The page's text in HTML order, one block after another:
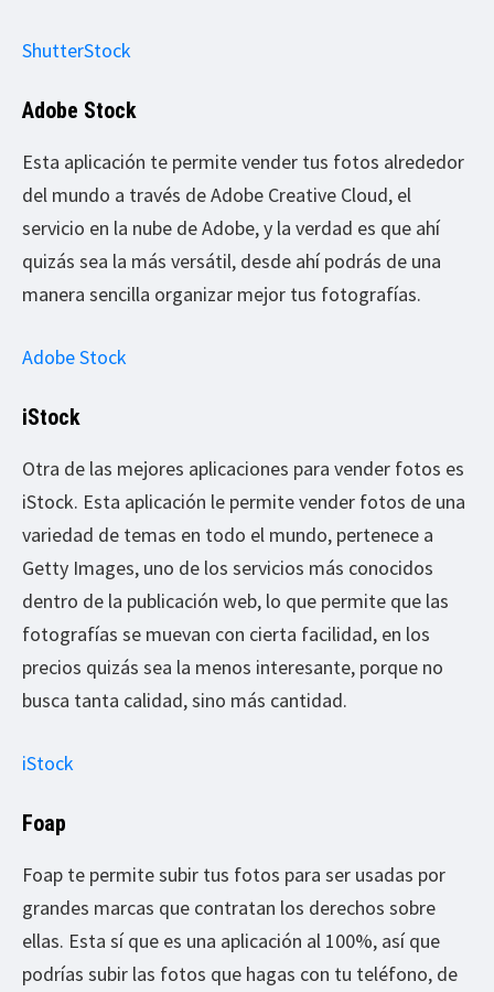
ShutterStock
Adobe Stock
Esta aplicación te permite vender tus fotos alrededor
del mundo a través de Adobe Creative Cloud, el
servicio en la nube de Adobe, y la verdad es que ahí
quizás sea la más versátil, desde ahí podrás de una
manera sencilla organizar mejor tus fotografías.
Adobe Stock
iStock
Otra de las mejores aplicaciones para vender fotos es
iStock. Esta aplicación le permite vender fotos de una
variedad de temas en todo el mundo, pertenece a
Getty Images, uno de los servicios más conocidos
dentro de la publicación web, lo que permite que las
fotografías se muevan con cierta facilidad, en los
precios quizás sea la menos interesante, porque no
busca tanta calidad, sino más cantidad.
iStock
Foap
Foap te permite subir tus fotos para ser usadas por
grandes marcas que contratan los derechos sobre
ellas. Esta sí que es una aplicación al 100%, así que
podrías subir las fotos que hagas con tu teléfono, de